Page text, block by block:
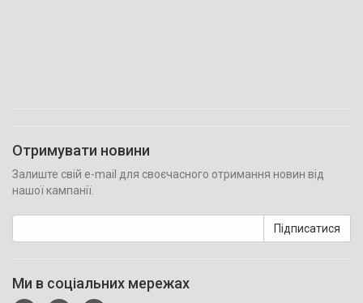
Отримувати новини
Залиште свій e-mail для своєчасного отримання новин від
нашої кампанії.
Підписатися
Ми в соціальних мережах